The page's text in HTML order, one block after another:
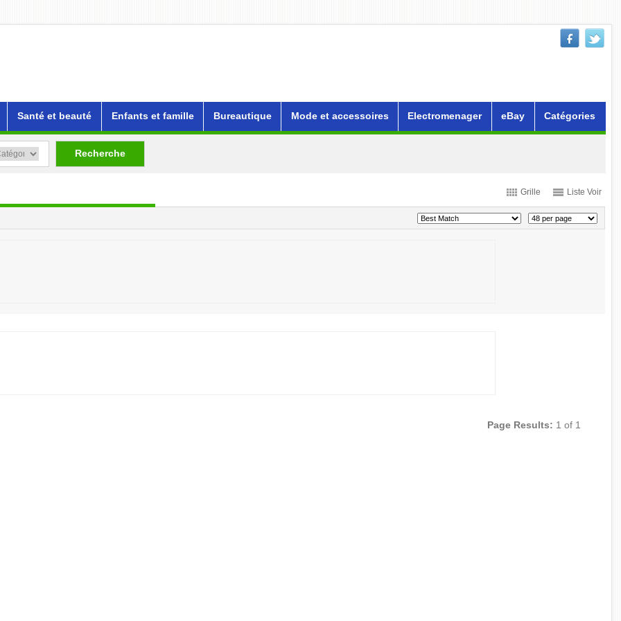
Santé et beauté Enfants et famille Bureautique Mode et accessoires Electromenager eBay Catégories
Recherche
Grille Liste Voir
Page Results: 1 of 1